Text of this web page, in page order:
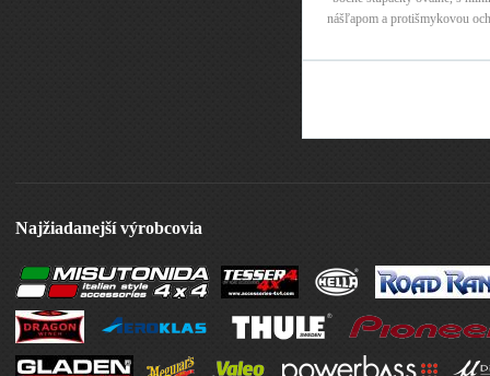
nášľapom a protišmykovou
Najžiadanejší výrobcovia